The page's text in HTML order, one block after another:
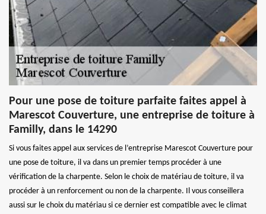
Pour une pose de toiture parfaite faites appel à
Marescot Couverture, une entreprise de toiture à
Familly, dans le 14290
Si vous faites appel aux services de l’entreprise Marescot Couverture pour
une pose de toiture, il va dans un premier temps procéder à une
vérification de la charpente. Selon le choix de matériau de toiture, il va
procéder à un renforcement ou non de la charpente. Il vous conseillera
aussi sur le choix du matériau si ce dernier est compatible avec le climat